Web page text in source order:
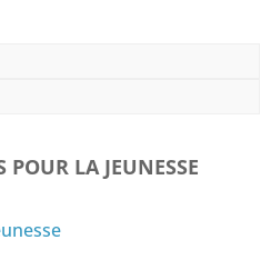
POUR LA JEUNESSE